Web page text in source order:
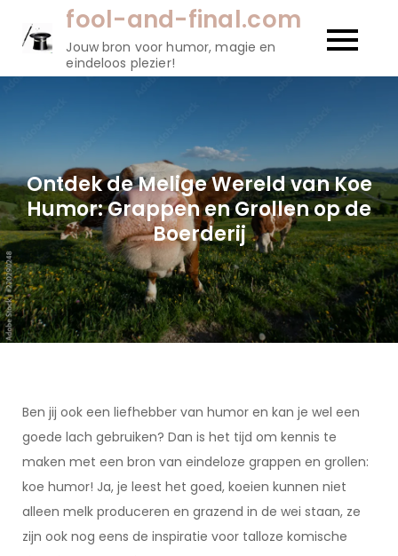
fool-and-final.com
Jouw bron voor humor, magie en
eindeloos plezier!
Ontdek de Melige Wereld van Koe
Humor: Grappen en Grollen op de
Boerderij
Ben jij ook een liefhebber van humor en kan je wel een
goede lach gebruiken? Dan is het tijd om kennis te
maken met een bron van eindeloze grappen en grollen:
koe humor! Ja, je leest het goed, koeien kunnen niet
alleen melk produceren en grazend in de wei staan, ze
zijn ook nog eens de inspiratie voor talloze komische